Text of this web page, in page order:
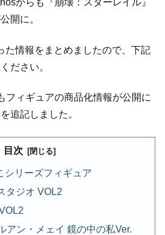
からも『崩壊：スターレイル』
開に。
た情報をまとめましたので、下記
ださい。
フィギュアの商品化情報が公開に
追記しました。
目次
シリーズフィギュア
タジオ VOL2
アン・メェイ 鏡の中の私Ver.